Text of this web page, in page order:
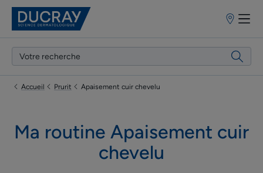
Points
vente
Accueil Prurit Apaisement cuir chevelu
Ma routine Apaisement cuir
chevelu